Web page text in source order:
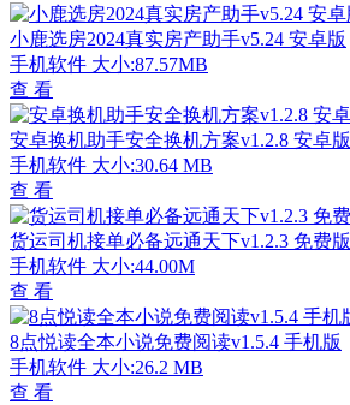
小鹿选房2024真实房产助手v5.24 安卓版
手机软件 大小:87.57MB
查 看
安卓换机助手安全换机方案v1.2.8 安卓版
手机软件 大小:30.64 MB
查 看
货运司机接单必备远通天下v1.2.3 免费版
手机软件 大小:44.00M
查 看
8点悦读全本小说免费阅读v1.5.4 手机版
手机软件 大小:26.2 MB
查 看